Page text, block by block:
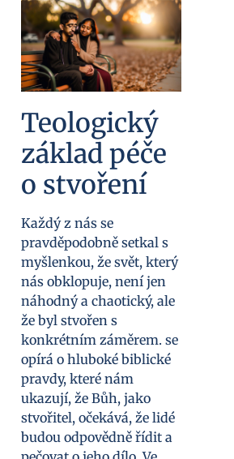
Teologický
základ péče
o stvoření
Každý z nás se
pravděpodobně setkal s
myšlenkou, že svět, který
nás obklopuje, není jen
náhodný a chaotický, ale
že byl stvořen s
konkrétním záměrem. se
opírá o hluboké biblické
pravdy, které nám
ukazují, že Bůh, jako
stvořitel, očekává, že lidé
budou odpovědně řídit a